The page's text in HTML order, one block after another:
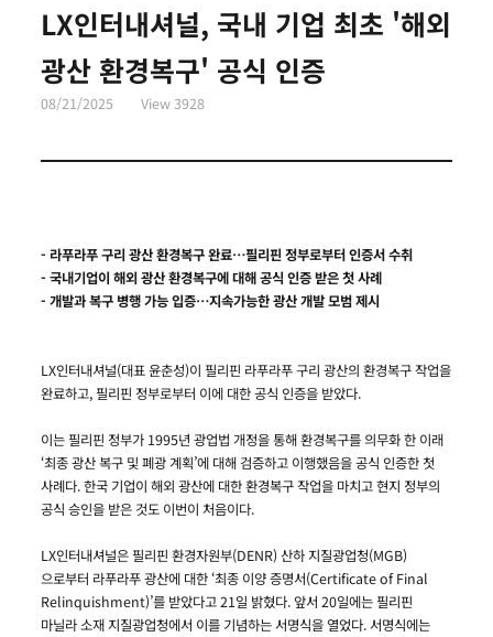
LX인터내셔널, 국내 기업 최초 '해외
광산 환경복구' 공식 인증
08/21/2025 View3928
- 라푸라푸 구리 광산 환경복구 완료…필리핀 정부로부터 인증서 수취
- 국내기업이 해외 광산 환경복구에 대해 공식 인증 받은 첫 사례
- 개발과 복구 병행 가능 입증…지속가능한 광산 개발 모범 제시
LX인터내셔널(대표 윤춘성)이 필리핀 라푸라푸 구리 광산의 환경복구 작업을
완료하고, 필리핀 정부로부터 이에 대한 공식 인증을 받았다.
이는 필리핀 정부가 1995년 광업법 개정을 통해 환경복구를 의무화 한 이래
‘최종 광산 복구 및 폐광 계획’에 대해 검증하고 이행했음을 공식 인증한 첫
사례다. 한국 기업이 해외 광산에 대한 환경복구 작업을 마치고 현지 정부의
공식 승인을 받은 것도 이번이 처음이다.
LX인터내셔널은 필리핀 환경자원부(DENR) 산하 지질광업청(MGB)
으로부터 라푸라푸 광산에 대한 ‘최종 이양 증명서(Certificate of Final
Relinquishment)’를 받았다고 21일 밝혔다. 앞서 20일에는 필리핀
마닐라 소재 지질광업청에서 이를 기념하는 서명식을 열었다. 서명식에는